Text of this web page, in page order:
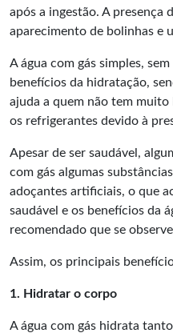
após a ingestão. A presença
aparecimento de bolinhas e
A água com gás simples,
benefícios da hidratação,
ajuda a quem não tem
os refrigerantes devido à
Apesar de ser saudável,
com gás algumas
adoçantes artificiais, o que
saudável e os benefícios da
recomendado que se
Assim, os principais
1. Hidratar o corpo
A água com gás hidrata